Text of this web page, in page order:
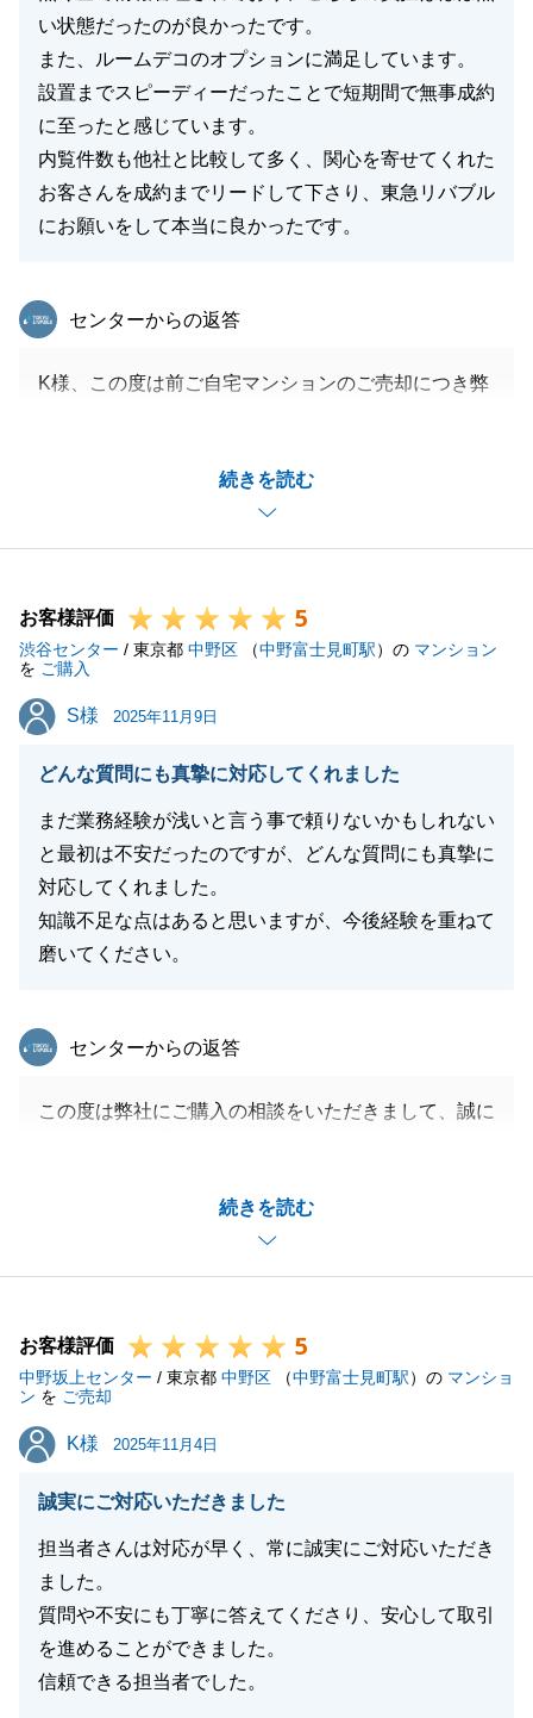
い状態だったのが良かったです。
また、ルームデコのオプションに満足しています。
設置までスピーディーだったことで短期間で無事成約
に至ったと感じています。
内覧件数も他社と比較して多く、関心を寄せてくれた
お客さんを成約までリードして下さり、東急リバブル
にお願いをして本当に良かったです。
続きを読む
東急リバブル
センターからの返答
K様、この度は前ご自宅マンションのご売却につき弊
経緯があったので、事前に色々と動き方や作戦を考え
たうえで販売活動に臨んでいたので良い結果になりと
ても嬉しく思います。
手続きにご対応をいただき大変ありがたかったです。
無事にご売却が完了しましたので、安心してご新居で
新しいご家族との生活をお過ごしいただければと思い
ます。
閉じる
お客様評価 5
渋谷センター / 東京都 中野区 （中野富士見町駅）の マンション
を ご購入
S様
S様 2025年11月9日
どんな質問にも真摯に対応してくれました
まだ業務経験が浅いと言う事で頼りないかもしれない
と最初は不安だったのですが、どんな質問にも真摯に
対応してくれました。
知識不足な点はあると思いますが、今後経験を重ねて
磨いてください。
続きを読む
東急リバブル
センターからの返答
この度は弊社にご購入の相談をいただきまして、誠に
今後もお困りのことがございましたら、お気軽にご相
閉じる
お客様評価 5
中野坂上センター / 東京都 中野区 （中野富士見町駅）の マンショ
ン を ご売却
K様
K様 2025年11月4日
誠実にご対応いただきました
担当者さんは対応が早く、常に誠実にご対応いただき
ました。
質問や不安にも丁寧に答えてくださり、安心して取引
を進めることができました。
信頼できる担当者でした。